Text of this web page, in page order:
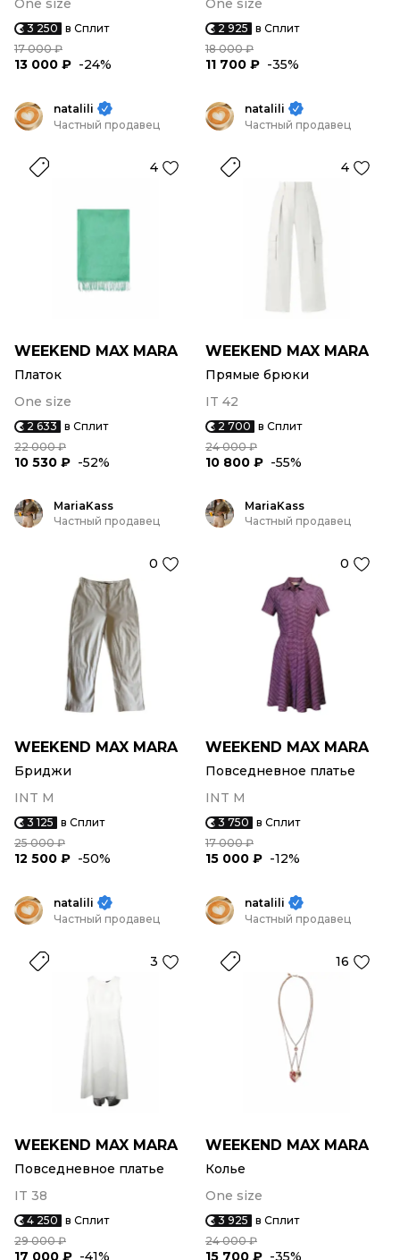
One size
3 250 в Сплит
17 000 ₽
13 000 ₽ -24%
One size
2 925 в Сплит
18 000 ₽
11 700 ₽ -35%
natalili
Частный продавец
4
WEEKEND MAX MARA
Платок
One size
2 633 в Сплит
22 000 ₽
10 530 ₽ -52%
natalili
Частный продавец
4
WEEKEND MAX MARA
Прямые брюки
IT 42
2 700 в Сплит
24 000 ₽
10 800 ₽ -55%
MariaKass
Частный продавец
0
WEEKEND MAX MARA
Бриджи
INT M
3 125 в Сплит
25 000 ₽
12 500 ₽ -50%
MariaKass
Частный продавец
0
WEEKEND MAX MARA
Повседневное платье
INT M
3 750 в Сплит
17 000 ₽
15 000 ₽ -12%
natalili
Частный продавец
3
WEEKEND MAX MARA
Повседневное платье
IT 38
4 250 в Сплит
29 000 ₽
17 000 ₽ -41%
natalili
Частный продавец
16
WEEKEND MAX MARA
Колье
One size
3 925 в Сплит
24 000 ₽
15 700 ₽ -35%